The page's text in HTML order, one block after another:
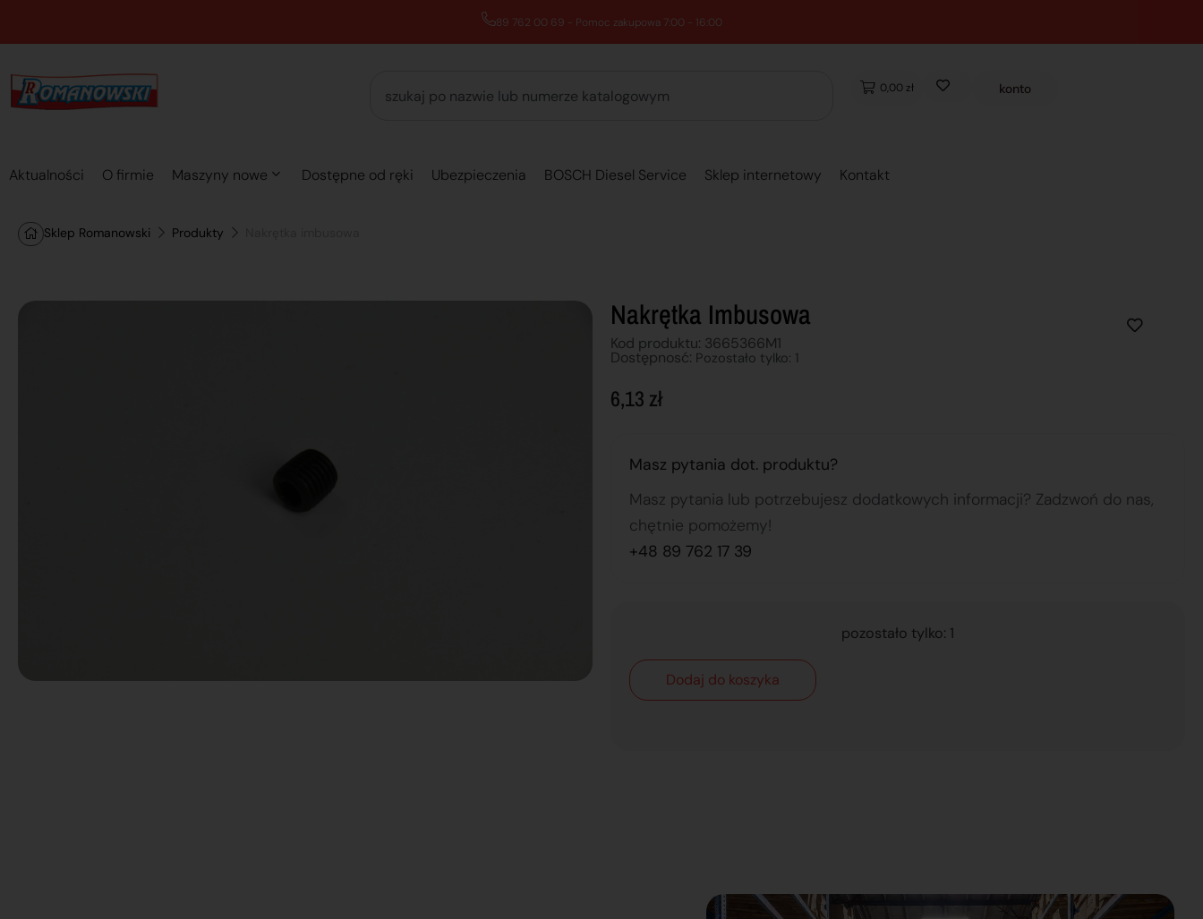
89 762 00 69 - Pomoc zakupowa 7:00 - 16:00
0,00 zł konto
Aktualności O firmie Maszyny nowe Dostępne od ręki Ubezpieczenia BOSCH Diesel Service Sklep internetowy Kontakt
Sklep Romanowski Produkty
Nakrętka Imbusowa
Kod produktu: 3665366M1
Dostępnosć: Pozostało tylko: 1
6,13 zł
Masz pytania dot. produktu?
Masz pytania lub potrzebujesz dodatkowych informacji? Zadzwoń do nas,
chętnie pomożemy!
+48 89 762 17 39
pozostało tylko: 1
Dodaj do koszyka